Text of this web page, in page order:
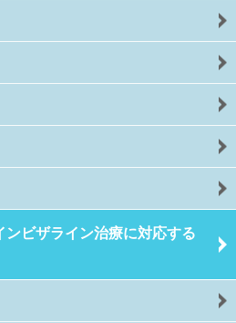
ビザライン治療に対応する